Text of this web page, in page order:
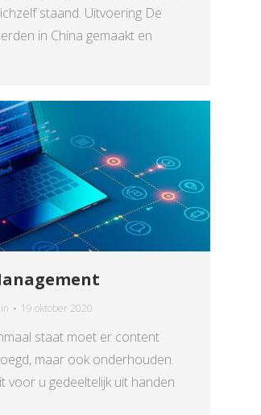
staand. Uitvoering De
in China gemaakt en
19 oktober 2020
staat moet er content
maar ook onderhouden.
voor u gedeeltelijk uit handen